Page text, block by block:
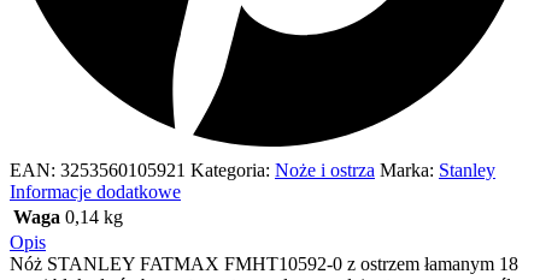
EAN: 3253560105921 Kategoria: Noże i ostrza Marka: Stanley
Informacje dodatkowe
Waga 0,14 kg
Opis
Nóż STANLEY FATMAX FMHT10592-0 z ostrzem łamanym 18